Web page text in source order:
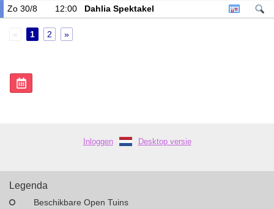
Zo 30/8
12:00 Dahlia Spektakel
1 2
Inloggen Desktop versie
Legenda
Beschikbare Open Tuins